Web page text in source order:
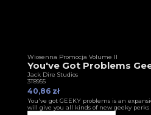
Wiosenna Promocja Volume II
You've Got Problems
Jack Dire Studios
3T8955
40,86 zł
You've got GEEKY problems is an
will give you all kinds of new geeky perks